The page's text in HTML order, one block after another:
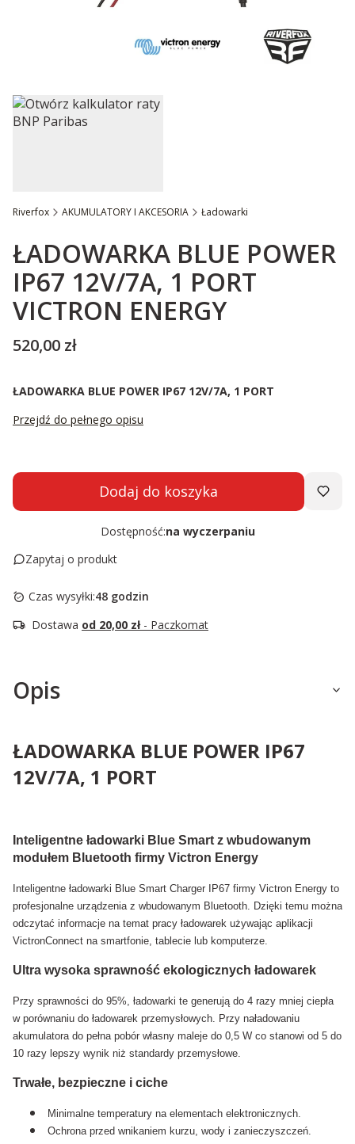
Riverfox AKUMULATORY I AKCESORIA Ładowarki
ŁADOWARKA BLUE POWER
IP67 12V/7A, 1 PORT
VICTRON ENERGY
Cena
520,00 zł
ŁADOWARKA BLUE POWER IP67 12V/7A, 1 PORT
Przejdź do pełnego opisu
Dodaj do koszyka
Dostępność:na wyczerpaniu
Zapytaj o produkt
Czas wysyłki:48 godzin
Dostawa od 20,00 zł - Paczkomat
Opis
ŁADOWARKA BLUE POWER IP67
12V/7A, 1 PORT
Inteligentne ładowarki Blue Smart z wbudowanym
modułem Bluetooth firmy Victron Energy
Inteligentne ładowarki Blue Smart Charger IP67 firmy Victron Energy to
profesjonalne urządzenia z wbudowanym Bluetooth. Dzięki temu można
odczytać informacje na temat pracy ładowarek używając aplikacji
VictronConnect na smartfonie, tablecie lub komputerze.
Ultra wysoka sprawność ekologicznych ładowarek
Przy sprawności do 95%, ładowarki te generują do 4 razy mniej ciepła
w porównaniu do ładowarek przemysłowych. Przy naładowaniu
akumulatora do pełna pobór własny maleje do 0,5 W co stanowi od 5 do
10 razy lepszy wynik niż standardy przemysłowe.
Trwałe, bezpieczne i ciche
Minimalne temperatury na elementach elektronicznych.
Ochrona przed wnikaniem kurzu, wody i zanieczyszczeń.